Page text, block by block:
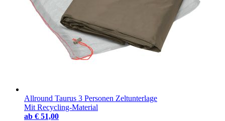
Allround Taurus 3 Personen Zeltunterlage
Mit Recycling-Material
ab € 51,00